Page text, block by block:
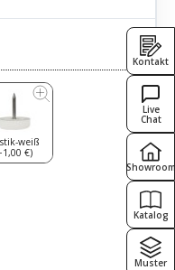
weiß
€)
Kontakt
Live
Chat
Showroom
Katalog
Muster